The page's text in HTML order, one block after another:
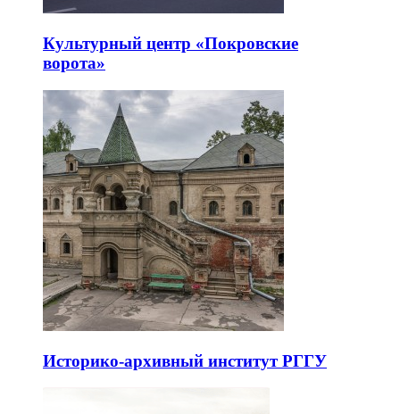
Культурный центр «Покровские
ворота»
Историко-архивный институт РГГУ